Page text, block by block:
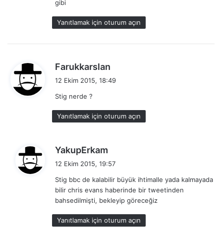
i
:
gibi
Yanıtlamak için oturum açın
Farukkarslan
k
i
12 Ekim 2015, 18:49
Stig nerde ?
Yanıtlamak için oturum açın
YakupErkam
i
k
i
:
12 Ekim 2015, 19:57
Stig bbc de kalabilir büyük ihtimalle yada kalmayada
bilir chris evans haberinde bir tweetinden
bahsedilmişti, bekleyip göreceğiz
Yanıtlamak için oturum açın